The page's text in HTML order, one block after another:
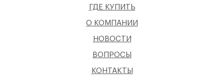
ГДЕ КУПИТЬ
О КОМПАНИИ
НОВОСТИ
ВОПРОСЫ
КОНТАКТЫ